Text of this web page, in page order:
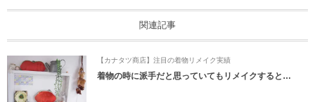
関連記事
【カナタツ商店】注目の着物リメイク実績
着物の時に派手だと思っていてもリメイクすると…